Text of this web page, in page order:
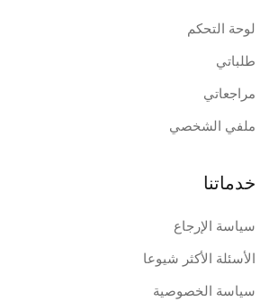
لوحة التحكم
طلباتي
مراجعاتي
ملفي الشخصي
خدماتنا
سياسة الإرجاع
الأسئلة الأكثر شيوعا
سياسة الخصوصية